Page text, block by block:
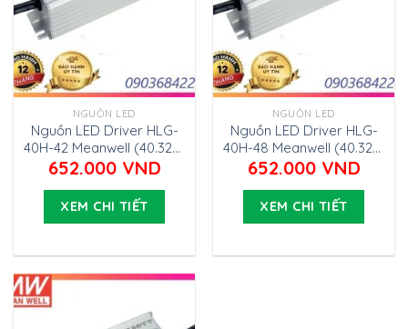
NGUỒN LED
Nguồn LED Driver HLG-
40H-42 Meanwell (40.32W
42V 0.96A)
652.000 VND
XEM CHI TIẾT
NGUỒN LED
Nguồn LED Driver HLG-
40H-48 Meanwell (40.32W
48V 0.84A)
652.000 VND
XEM CHI TIẾT